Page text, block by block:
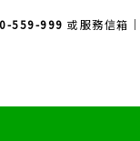
559-999 或服務信箱｜